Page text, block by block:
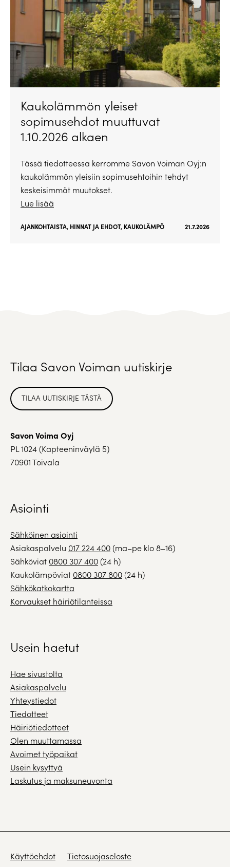
Kaukolämmön yleiset
sopimusehdot muuttuvat
1.10.2026 alkaen
Tässä tiedotteessa kerromme Savon Voiman Oyj:n
kaukolämmön yleisiin sopimusehtoihin tehdyt
keskeisimmät muutokset.
Lue lisää
AJANKOHTAISTA, HINNAT JA EHDOT, KAUKOLÄMPÖ 21.7.2026
Tilaa Savon Voiman uutiskirje
TILAA UUTISKIRJE TÄSTÄ
Savon Voima Oyj
PL 1024 (Kapteeninväylä 5)
70901 Toivala
Asiointi
Sähköinen asiointi
Asiakaspalvelu 017 224 400(ma–pe klo 8–16)
Sähköviat 0800 307 400(24 h)
Kaukolämpöviat 0800 307 800(24 h)
Sähkökatkokartta
Korvaukset häiriötilanteissa
Usein haetut
Hae sivustolta
Asiakaspalvelu
Yhteystiedot
Tiedotteet
Häiriötiedotteet
Olen muuttamassa
Avoimet työpaikat
Usein kysyttyä
Laskutus ja maksuneuvonta
Käyttöehdot Tietosuojaseloste